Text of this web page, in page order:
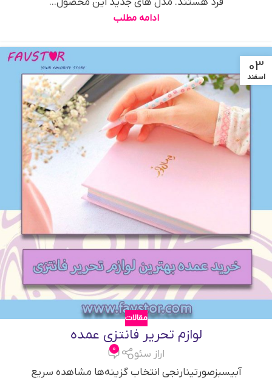
ادامه مطلب
03
اسفند
مقالات
لوازم تحریر فانتزی عمده
اراز سئو 0
آبیسبزصورتینارنجي انتخاب گزینه‌ها مشاهده سریع